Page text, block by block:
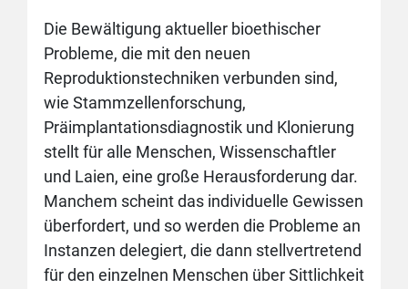
Die Bewältigung aktueller bioethischer
Probleme, die mit den neuen
Reproduktionstechniken verbunden sind,
wie Stammzellenforschung,
Präimplantationsdiagnostik und Klonierung
stellt für alle Menschen, Wissenschaftler
und Laien, eine große Herausforderung dar.
Manchem scheint das individuelle Gewissen
überfordert, und so werden die Probleme an
Instanzen delegiert, die dann stellvertretend
für den einzelnen Menschen über Sittlichkeit